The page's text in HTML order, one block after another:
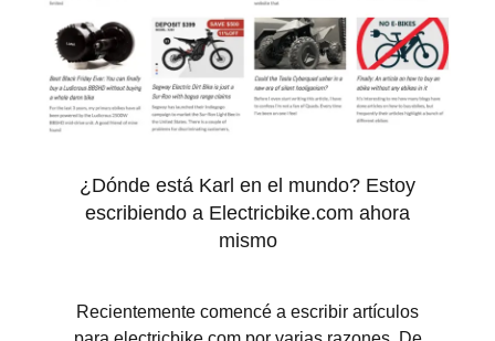
¿Dónde está Karl en el mundo? Estoy
escribiendo a Electricbike.com ahora
mismo
Recientemente comencé a escribir artículos